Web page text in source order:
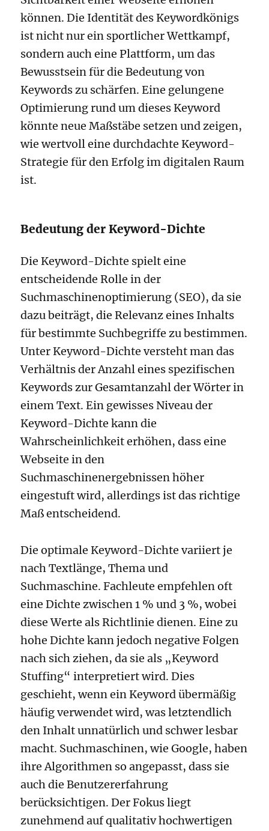
können. Die Identität des Keywordkönigs
ist nicht nur ein sportlicher Wettkampf,
sondern auch eine Plattform, um das
Bewusstsein für die Bedeutung von
Keywords zu schärfen. Eine gelungene
Optimierung rund um dieses Keyword
könnte neue Maßstäbe setzen und zeigen,
wie wertvoll eine durchdachte Keyword-
Strategie für den Erfolg im digitalen Raum
ist.
Bedeutung der Keyword-Dichte
Die Keyword-Dichte spielt eine
entscheidende Rolle in der
Suchmaschinenoptimierung (SEO), da sie
dazu beiträgt, die Relevanz eines Inhalts
für bestimmte Suchbegriffe zu bestimmen.
Unter Keyword-Dichte versteht man das
Verhältnis der Anzahl eines spezifischen
Keywords zur Gesamtanzahl der Wörter in
einem Text. Ein gewisses Niveau der
Keyword-Dichte kann die
Wahrscheinlichkeit erhöhen, dass eine
Webseite in den
Suchmaschinenergebnissen höher
eingestuft wird, allerdings ist das richtige
Maß entscheidend.
Die optimale Keyword-Dichte variiert je
nach Textlänge, Thema und
Suchmaschine. Fachleute empfehlen oft
eine Dichte zwischen 1 % und 3 %, wobei
diese Werte als Richtlinie dienen. Eine zu
hohe Dichte kann jedoch negative Folgen
nach sich ziehen, da sie als „Keyword
Stuffing“ interpretiert wird. Dies
geschieht, wenn ein Keyword übermäßig
häufig verwendet wird, was letztendlich
den Inhalt unnatürlich und schwer lesbar
macht. Suchmaschinen, wie Google, haben
ihre Algorithmen so angepasst, dass sie
auch die Benutzererfahrung
berücksichtigen. Der Fokus liegt
zunehmend auf qualitativ hochwertigen